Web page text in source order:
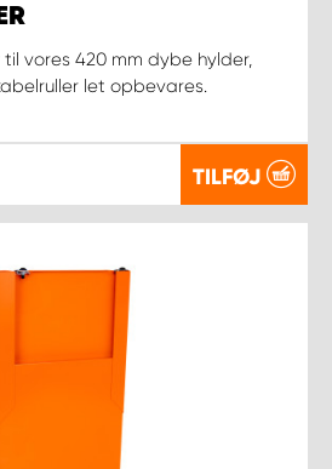
vores 420 mm dybe hylder,
let opbevares.
TILFØJ